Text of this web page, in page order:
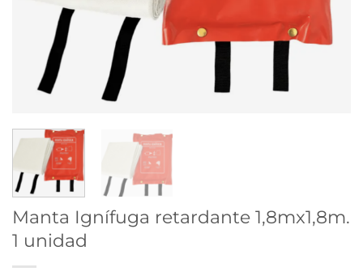
Manta Ignífuga retardante 1,8mx1,8m.
1 unidad